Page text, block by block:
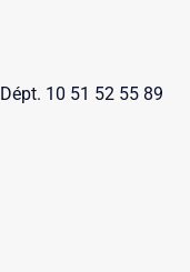
Dépt. 10 51 52 55 89